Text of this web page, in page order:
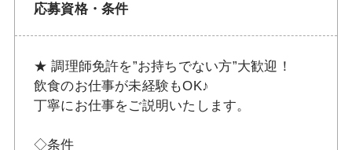
応募資格・条件
★ 調理師免許を”お持ちでない方”大歓迎！
飲食のお仕事が未経験もOK♪
丁寧にお仕事をご説明いたします。
◇条件